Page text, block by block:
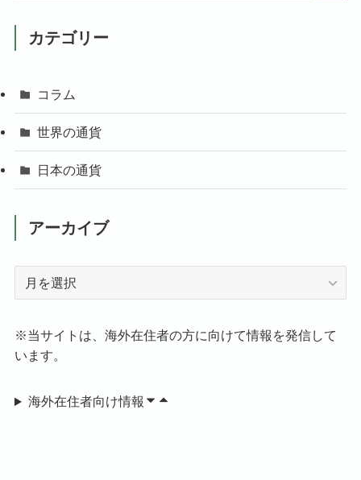
カテゴリー
コラム
世界の通貨
日本の通貨
アーカイブ
イ
ブ
※当サイトは、海外在住者の方に向けて情報を発信して
います。
海外在住者向け情報